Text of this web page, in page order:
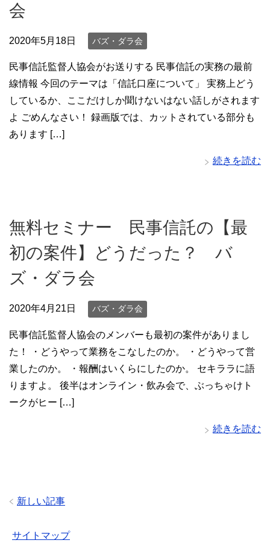
会
2020年5月18日 バズ・ダラ会
民事信託監督人協会がお送りする 民事信託の実務の最前
線情報 今回のテーマは「信託口座について」 実務上どう
しているか、ここだけしか聞けないはない話しがされます
よ ごめんなさい！ 録画版では、カットされている部分も
あります […]
続きを読む
無料セミナー 民事信託の【最
初の案件】どうだった？ バ
ズ・ダラ会
2020年4月21日 バズ・ダラ会
民事信託監督人協会のメンバーも最初の案件がありまし
た！ ・どうやって業務をこなしたのか。 ・どうやって営
業したのか。 ・報酬はいくらにしたのか。 セキララに語
りますよ。 後半はオンライン・飲み会で、ぶっちゃけト
ークがヒー […]
続きを読む
新しい記事
サイトマップ